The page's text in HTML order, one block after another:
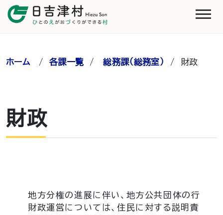
ホーム /各課一覧 /総務課（総務室） / 財政
財政
地方分権の進展に伴い、地方公共団体の行
財政運営については、住民に対する説明責